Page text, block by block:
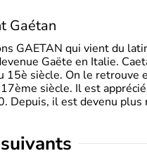
Gaétan
GAETAN qui vient du
Gaëte en Italie.
15è siècle. On le retrouve
siècle. Il est
Depuis, il est devenu